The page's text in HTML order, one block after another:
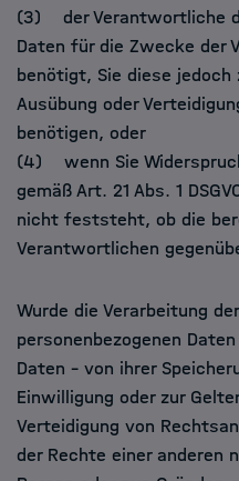
(3) der Verantwortliche
Daten für die Zwecke der
benötigt, Sie diese jedoch
Ausübung oder
benötigen, oder
(4) wenn Sie
gemäß Art. 21 Abs. 1
nicht feststeht, ob die
Verantwortlichen
Wurde die Verarbeitung
personenbezogenen
Daten – von ihrer
Einwilligung oder zur
Verteidigung von
der Rechte einer anderen